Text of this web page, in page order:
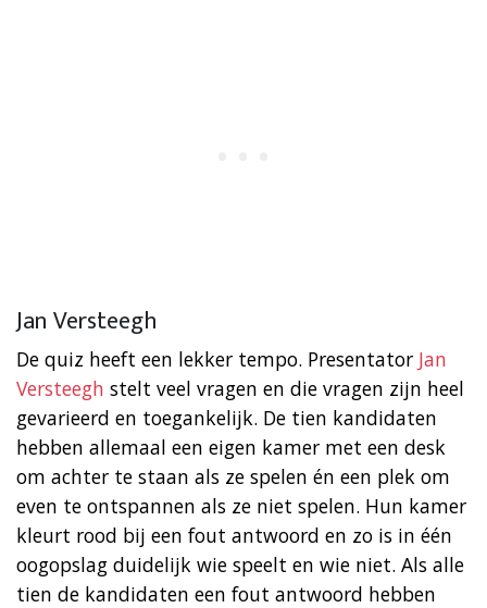
Jan Versteegh
De quiz heeft een lekker tempo. Presentator Jan
Versteegh stelt veel vragen en die vragen zijn heel
gevarieerd en toegankelijk. De tien kandidaten
hebben allemaal een eigen kamer met een desk
om achter te staan als ze spelen én een plek om
even te ontspannen als ze niet spelen. Hun kamer
kleurt rood bij een fout antwoord en zo is in één
oogopslag duidelijk wie speelt en wie niet. Als alle
tien de kandidaten een fout antwoord hebben